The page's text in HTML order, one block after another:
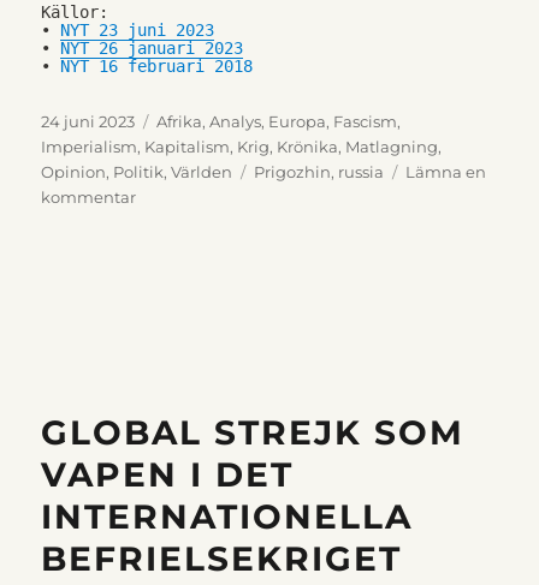
Källor:
• NYT 23 juni 2023
• NYT 26 januari 2023
• NYT 16 februari 2018
Publicerat
den
24 juni 2023 Kategorier
Afrika,Analys, Europa, Fascism,
Imperialism, Kapitalism, Krig, Krönika, Matlagning,
Opinion, Politik,Världen Etiketter
Prigozhin, russia
Lämna en
kommentartill
GLOBAL STREJK SOM
VAPEN I DET
INTERNATIONELLA
BEFRIELSEKRIGET